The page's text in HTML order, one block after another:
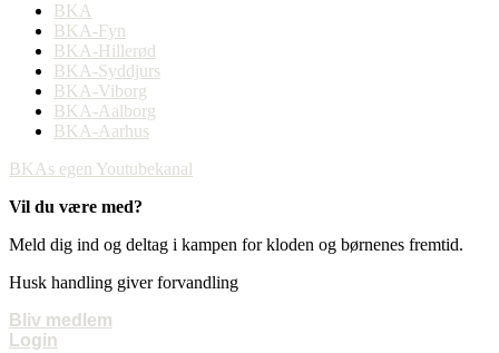
BKA
BKA-Fyn
BKA-Hillerød
BKA-Syddjurs
BKA-Viborg
BKA-Aalborg
BKA-Aarhus
BKAs egen Youtubekanal
Vil du være med?
Meld dig ind og deltag i kampen for kloden og børnenes fremtid.
Husk handling giver forvandling
Bliv medlem
Login